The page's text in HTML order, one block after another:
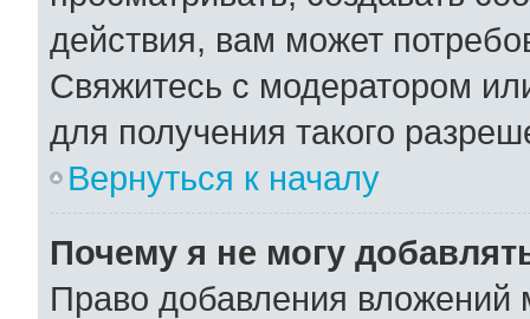
действия, вам может
Свяжитесь с модератором
для получения такого
Вернуться к началу
Почему я не могу
Право добавления вложений